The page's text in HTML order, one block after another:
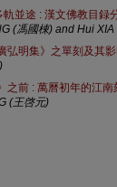
軌並途 : 漢文佛教目録
(馮國棟) and Hui XIA
弘明集》之單刻及其
之前 : 萬曆初年的江南
(王啓元)